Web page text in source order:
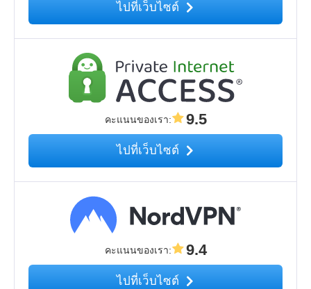
ไปที่เว็บไซต์
คะแนนของเรา: 9.5
ไปที่เว็บไซต์
คะแนนของเรา: 9.4
ไปที่เว็บไซต์